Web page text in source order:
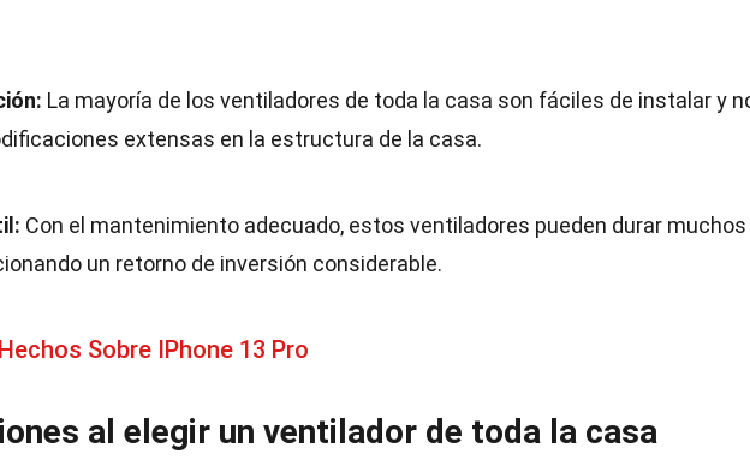
La mayoría de los ventiladores de toda la casa son fáciles de instalar y
extensas en la estructura de la casa.
Con el mantenimiento adecuado, estos ventiladores pueden durar muchos
un retorno de inversión considerable.
Sobre IPhone 13 Pro
al elegir un ventilador de toda la casa